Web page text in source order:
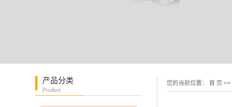
产品分类
Product
您的当前位置： 首 页 >>